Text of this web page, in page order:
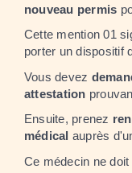
nouveau permis
Cette mention 01
porter un dispositif
Vous devez
attestation
Ensuite, prenez
médical auprès
Ce médecin ne